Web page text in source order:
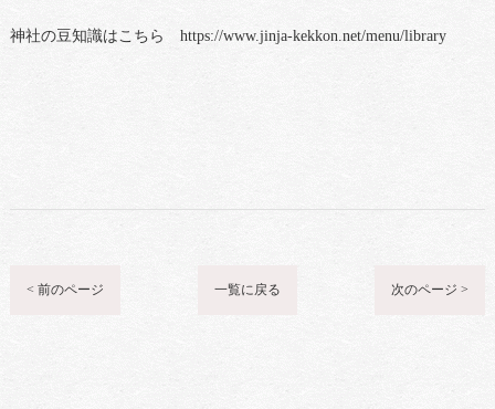
神社の豆知識はこちら https://www.jinja-kekkon.net/menu/library
< 前のページ 一覧に戻る 次のページ >